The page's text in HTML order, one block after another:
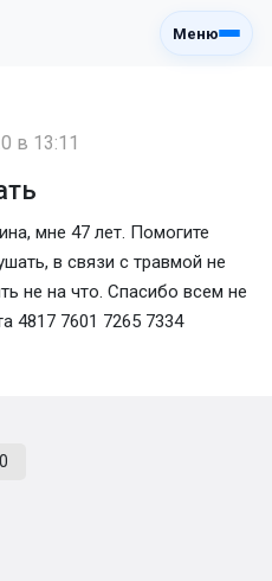
Меню
в 13:11
мне 47 лет. Помогите
в связи с травмой не
не на что. Спасибо всем не
4817 7601 7265 7334
0